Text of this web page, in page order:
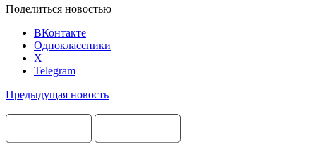
Поделиться новостью
ВКонтакте
Одноклассники
X
Telegram
Предыдущая новость